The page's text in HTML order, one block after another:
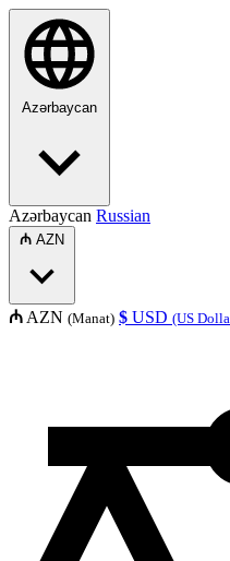
Azərbaycan
Azərbaycan Russian
₼ AZN
₼ AZN (Manat) $ USD (US